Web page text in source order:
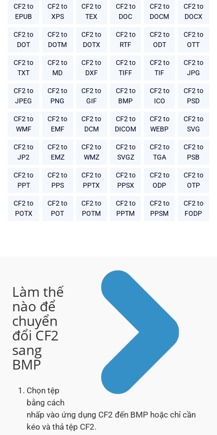
CF2 to
EPUB
CF2 to
XPS
CF2 to
TEX
CF2 to
DOC
CF2 to
DOCM
CF2 to
DOCX
CF2 to
DOT
CF2 to
DOTM
CF2 to
DOTX
CF2 to
RTF
CF2 to
ODT
CF2 to
OTT
CF2 to
TXT
CF2 to
MD
CF2 to
DXF
CF2 to
TIFF
CF2 to
TIF
CF2 to
JPG
CF2 to
JPEG
CF2 to
PNG
CF2 to
GIF
CF2 to
BMP
CF2 to
ICO
CF2 to
PSD
CF2 to
WMF
CF2 to
EMF
CF2 to
DCM
CF2 to
DICOM
CF2 to
WEBP
CF2 to
SVG
CF2 to
JP2
CF2 to
EMZ
CF2 to
WMZ
CF2 to
SVGZ
CF2 to
TGA
CF2 to
PSB
CF2 to
PPT
CF2 to
PPS
CF2 to
PPTX
CF2 to
PPSX
CF2 to
ODP
CF2 to
OTP
CF2 to
POTX
CF2 to
POT
CF2 to
POTM
CF2 to
PPTM
CF2 to
PPSM
CF2 to
FODP
Làm thế
nào để
chuyển
đổi CF2
sang
BMP
Chọn tệp
bằng cách
nhấp vào ứng dụng CF2 đến BMP hoặc chỉ cần
kéo và thả tệp CF2.